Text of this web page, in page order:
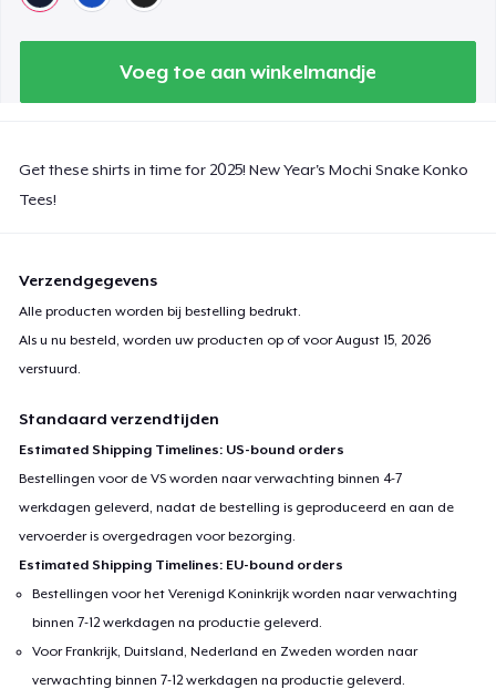
Voeg toe aan winkelmandje
Get these shirts in time for 2025! New Year's Mochi Snake Konko
Tees!
Verzendgegevens
Alle producten worden bij bestelling bedrukt.
Als u nu besteld, worden uw producten op of voorAugust 15, 2026
verstuurd.
Standaard verzendtijden
Estimated Shipping Timelines: US-bound orders
Bestellingen voor de VS worden naar verwachting binnen 4-7
werkdagen geleverd, nadat de bestelling is geproduceerd en aan de
vervoerder is overgedragen voor bezorging.
Estimated Shipping Timelines: EU-bound orders
Bestellingen voor het Verenigd Koninkrijk worden naar verwachting
binnen 7-12 werkdagen na productie geleverd.
Voor Frankrijk, Duitsland, Nederland en Zweden worden naar
verwachting binnen 7-12 werkdagen na productie geleverd.